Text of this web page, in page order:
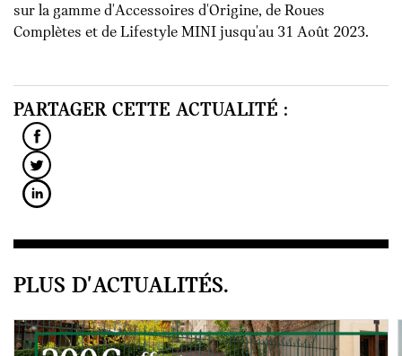
sur la gamme d'Accessoires d'Origine, de Roues
Complètes et de Lifestyle MINI jusqu'au 31 Août 2023.
PARTAGER CETTE ACTUALITÉ :
PLUS D'ACTUALITÉS.